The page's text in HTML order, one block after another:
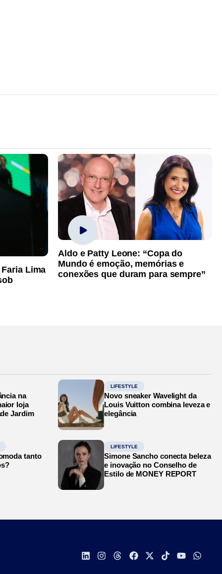
Lima
Aldo e Patty Leone: “Copa do
Mundo é emoção, memórias e
conexões que duram para sempre”
na
loja
Jardim
LIFESTYLE
Novo sneaker Wavelight da
Louis Vuitton combina leveza e
elegância
tanto
LIFESTYLE
Simone Sancho conecta beleza
e inovação no Conselho de
Estilo de MONEY REPORT